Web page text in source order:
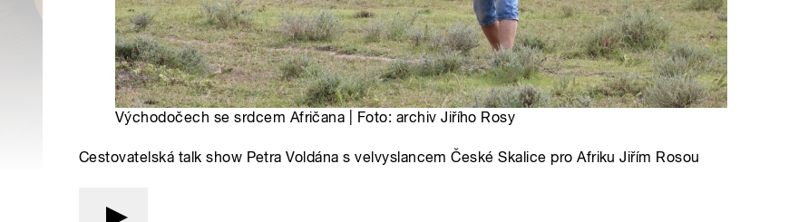
Východočech se srdcem Afričana | Foto: archiv Jiřího Rosy
Cestovatelská talk show Petra Voldána s velvyslancem České Skalice pro Afriku Jiřím Rosou